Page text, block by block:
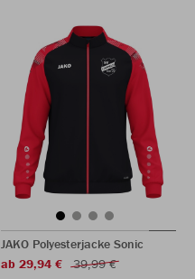
JAKO Polyesterjacke Sonic
ab 29,94 €
39,99 €